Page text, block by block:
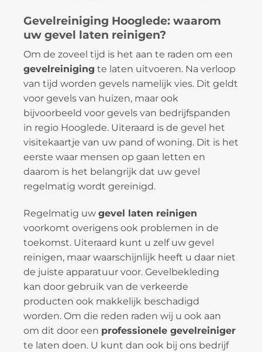
Gevelreiniging Hooglede: waarom
uw gevel laten reinigen?
Om de zoveel tijd is het aan te raden om een
gevelreiniging te laten uitvoeren. Na verloop
van tijd worden gevels namelijk vies. Dit geldt
voor gevels van huizen, maar ook
bijvoorbeeld voor gevels van bedrijfspanden
in regio Hooglede. Uiteraard is de gevel het
visitekaartje van uw pand of woning. Dit is het
eerste waar mensen op gaan letten en
daarom is het belangrijk dat uw gevel
regelmatig wordt gereinigd.
Regelmatig uw gevel laten reinigen
voorkomt overigens ook problemen in de
toekomst. Uiteraard kunt u zelf uw gevel
reinigen, maar waarschijnlijk heeft u daar niet
de juiste apparatuur voor. Gevelbekleding
kan door gebruik van de verkeerde
producten ook makkelijk beschadigd
worden. Om die reden raden wij u ook aan
om dit door een professionele gevelreiniger
te laten doen. U kunt dan ook bij ons bedrijf